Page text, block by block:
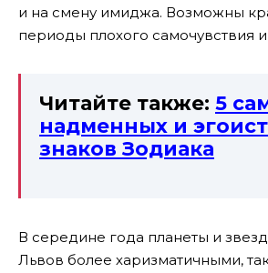
и на смену имиджа. Возможны
периоды плохого самочувствия
Читайте также: 5
надменных и
знаков Зодиака
В середине года планеты и
Львов более харизматичными,